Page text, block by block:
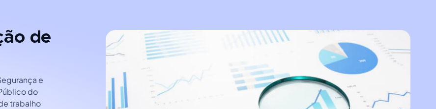
também nos adoram!
Tudo o que você precisa saber sobre
Manutenção e do Facility Management.
Conecte seu ecossistema de
tecnologia à Infraspeak.
de
e
do
trabalho